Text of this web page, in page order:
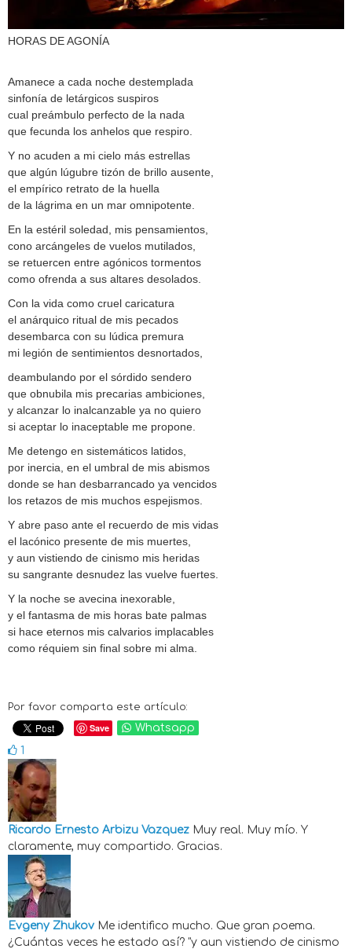
HORAS DE AGONÍA
Amanece a cada noche destemplada
sinfonía de letárgicos suspiros
cual preámbulo perfecto de la nada
que fecunda los anhelos que respiro.
Y no acuden a mi cielo más estrellas
que algún lúgubre tizón de brillo ausente,
el empírico retrato de la huella
de la lágrima en un mar omnipotente.
En la estéril soledad, mis pensamientos,
cono arcángeles de vuelos mutilados,
se retuercen entre agónicos tormentos
como ofrenda a sus altares desolados.
Con la vida como cruel caricatura
el anárquico ritual de mis pecados
desembarca con su lúdica premura
mi legión de sentimientos desnortados,
deambulando por el sórdido sendero
que obnubila mis precarias ambiciones,
y alcanzar lo inalcanzable ya no quiero
si aceptar lo inaceptable me propone.
Me detengo en sistemáticos latidos,
por inercia, en el umbral de mis abismos
donde se han desbarrancado ya vencidos
los retazos de mis muchos espejismos.
Y abre paso ante el recuerdo de mis vidas
el lacónico presente de mis muertes,
y aun vistiendo de cinismo mis heridas
su sangrante desnudez las vuelve fuertes.
Y la noche se avecina inexorable,
y el fantasma de mis horas bate palmas
si hace eternos mis calvarios implacables
como réquiem sin final sobre mi alma.
Por favor comparta este artículo:
Save
Whatsapp
1
Ricardo Ernesto Arbizu Vazquez Muy real. Muy mío. Y
claramente, muy compartido. Gracias.
Evgeny Zhukov Me identifico mucho. Que gran poema.
¿Cuántas veces he estado así? "y aun vistiendo de cinismo